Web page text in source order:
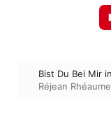
Bist Du Bei Mir
Réjean Rhéaume